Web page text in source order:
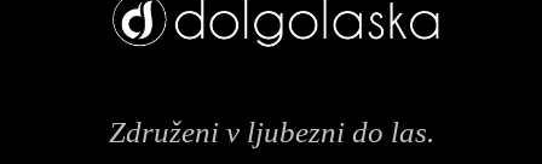
Združeni v ljubezni do las.